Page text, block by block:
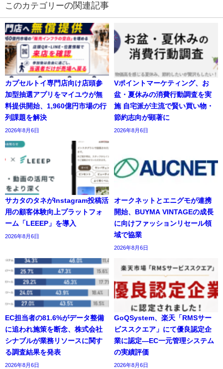
の関連記事
カプセルトイ専門店向け店頭参
加型抽選アプリをマイユウが無
料提供開始、1,960億円市場の行
列課題を解決
2026年8月6日
Vポイントマーケティング、お
盆・夏休みの消費行動調査を実
施 自宅派が主流で賢い買い物・
節約志向が顕著に
2026年8月6日
サカタのタネがInstagram投稿活
用の顧客体験向上プラットフォ
ーム「LEEEP」を導入
2026年8月6日
オークネットとエニグモが連携
開始、BUYMA VINTAGEの成長
に向けファッションリセール領
域で協業
2026年8月6日
EC担当者の81.6%がデータ整備
に追われ施策を断念、株式会社
シナブルが業務リソースに関す
る調査結果を発表
2026年8月6日
GoQSystem、楽天「RMSサー
ビススクエア」にて優良認定企
業に認定―EC一元管理システム
の実績評価
2026年8月6日